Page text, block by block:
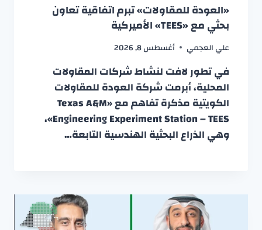
«العودة للمقاولات» تبرم اتفاقية تعاون
بحثي مع «TEES» الأميركية
علي العجمي أغسطس 8, 2026
في تطور لافت لنشاط شركات المقاولات
المحلية، أبرمت شركة العودة للمقاولات
الكويتية مذكرة تفاهم مع «Texas A&M
Engineering Experiment Station – TEES»،
وهي الذراع البحثية الهندسية التابعة…